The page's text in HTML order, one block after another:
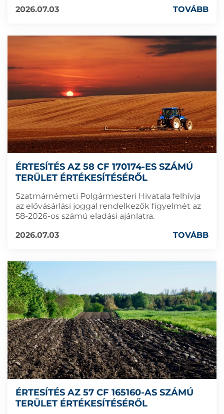
2026.07.03 TOVÁBB
ÉRTESÍTÉS AZ 58 CF 170174-ES SZÁMÚ
TERÜLET ÉRTÉKESÍTÉSÉRŐL
Szatmárnémeti Polgármesteri Hivatala felhívja
az elővásárlási joggal rendelkezők figyelmét az
58-2026-os számú eladási ajánlatra.
2026.07.03
TOVÁBB
ÉRTESÍTÉS AZ 57 CF 165160-AS SZÁMÚ
TERÜLET ÉRTÉKESÍTÉSÉRŐL